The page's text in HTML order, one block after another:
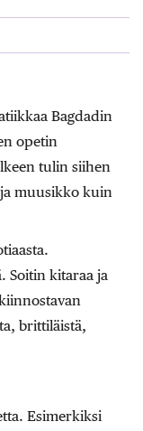
Bagdadin
opetin
tulin siihen
muusikko kuin
Soitin kitaraa ja
brittiläistä,
Esimerkiksi